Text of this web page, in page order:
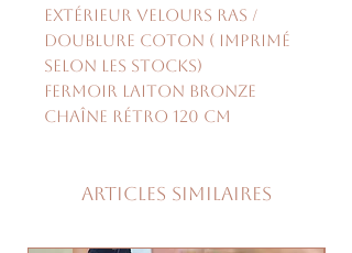
extérieur velours ras /
doublure coton ( imprimé
selon les stocks)
fermoir laiton bronze
chaîne rétro 120 cm
Articles similaires